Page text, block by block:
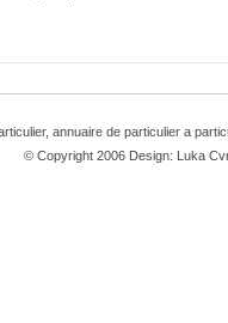
annuaire de particulier a
© Copyright 2006 Design: Luka